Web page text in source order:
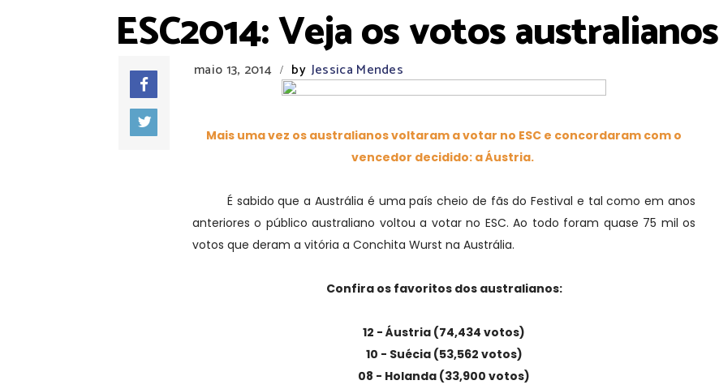
ESC2014: Veja os votos australianos
maio 13, 2014 / by Jessica Mendes
Mais uma vez os australianos voltaram a votar no ESC e concordaram com o
vencedor decidido: a Áustria.
É sabido que a Austrália é uma país cheio de fãs do Festival e tal como em anos
anteriores o público australiano voltou a votar no ESC. Ao todo foram quase 75 mil os
votos que deram a vitória a Conchita Wurst na Austrália.
Confira os favoritos dos australianos:
12 - Áustria (74,434 votos)
10 - Suécia (53,562 votos)
08 - Holanda (33,900 votos)